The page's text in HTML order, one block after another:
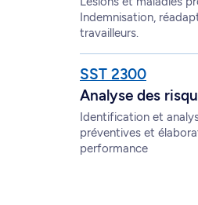
Indemnisation,
travailleurs.
SST 2300
Analyse des
Identification et
préventives et
performance